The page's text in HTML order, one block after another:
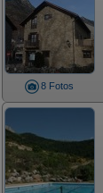
8 Fotos